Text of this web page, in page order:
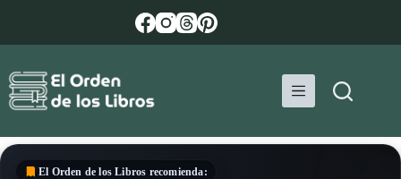
El Orden de los Libros recomienda: